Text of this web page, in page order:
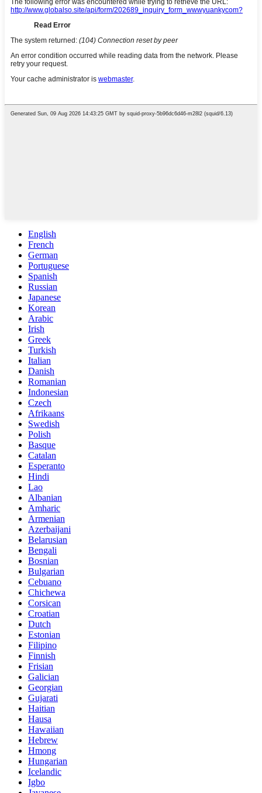
English
French
German
Portuguese
Spanish
Russian
Japanese
Korean
Arabic
Irish
Greek
Turkish
Italian
Danish
Romanian
Indonesian
Czech
Afrikaans
Swedish
Polish
Basque
Catalan
Esperanto
Hindi
Lao
Albanian
Amharic
Armenian
Azerbaijani
Belarusian
Bengali
Bosnian
Bulgarian
Cebuano
Chichewa
Corsican
Croatian
Dutch
Estonian
Filipino
Finnish
Frisian
Galician
Georgian
Gujarati
Haitian
Hausa
Hawaiian
Hebrew
Hmong
Hungarian
Icelandic
Igbo